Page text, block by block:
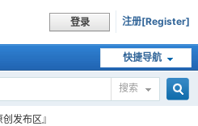
登录 注册[Register]
快捷导航
搜索
创发布区』